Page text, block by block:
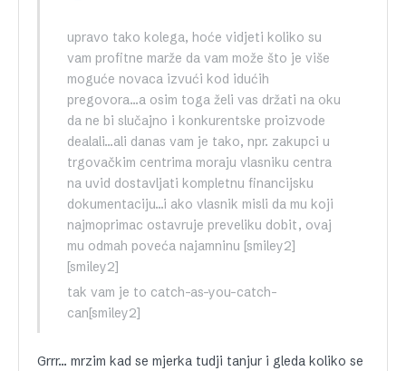
upravo tako kolega, hoće vidjeti koliko su
vam profitne marže da vam može što je više
moguće novaca izvući kod idućih
pregovora…a osim toga želi vas držati na oku
da ne bi slučajno i konkurentske proizvode
dealali…ali danas vam je tako, npr. zakupci u
trgovačkim centrima moraju vlasniku centra
na uvid dostavljati kompletnu financijsku
dokumentaciju…i ako vlasnik misli da mu koji
najmoprimac ostavruje preveliku dobit, ovaj
mu odmah poveća najamninu [smiley2]
[smiley2]
tak vam je to catch-as-you-catch-
can[smiley2]
Grrr… mrzim kad se mjerka tudji tanjur i gleda koliko se